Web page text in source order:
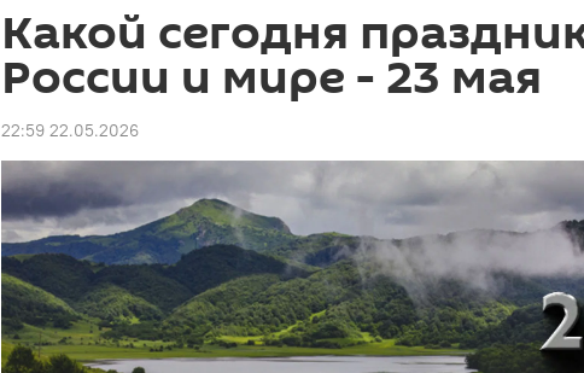
Какой сегодня
России и мире - 23 мая
22:59 22.05.2026